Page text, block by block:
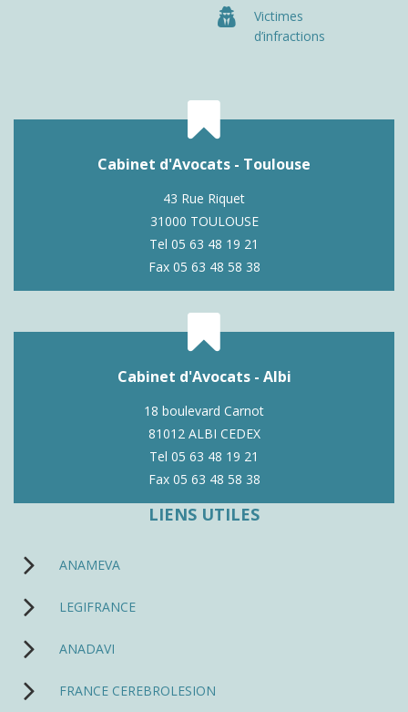
Victimes
d’infractions
Cabinet d'Avocats - Toulouse
43 Rue Riquet
31000 TOULOUSE
Tel 05 63 48 19 21
Fax 05 63 48 58 38
Cabinet d'Avocats - Albi
18 boulevard Carnot
81012 ALBI CEDEX
Tel 05 63 48 19 21
Fax 05 63 48 58 38
LIENS UTILES
ANAMEVA
LEGIFRANCE
ANADAVI
FRANCE CEREBROLESION